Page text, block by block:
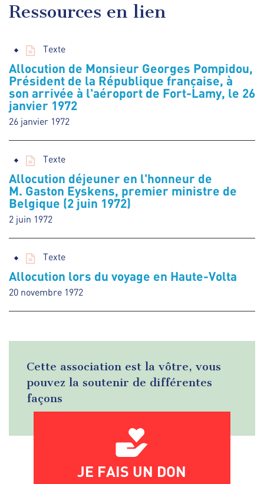
Ressources en lien
Texte
Allocution de Monsieur Georges Pompidou,
Président de la République française, à
son arrivée à l'aéroport de Fort-Lamy, le 26
janvier 1972
26 janvier 1972
Texte
Allocution déjeuner en l'honneur de
M. Gaston Eyskens, premier ministre de
Belgique (2 juin 1972)
2 juin 1972
Texte
Allocution lors du voyage en Haute-Volta
20 novembre 1972
Cette association est la vôtre, vous
pouvez la soutenir de différentes
façons
JE FAIS UN DON